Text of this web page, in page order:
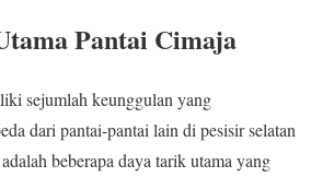
Pantai Cimaja
sejumlah keunggulan yang
dari pantai-pantai lain di pesisir selatan
beberapa daya tarik utama yang